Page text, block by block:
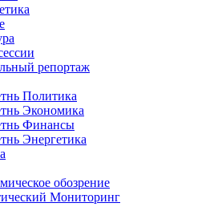
репортаж
Политика
Экономика
Финансы
Энергетика
обозрение
Мониторинг